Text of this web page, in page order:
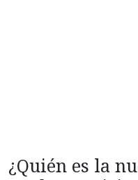
¿Quién es la